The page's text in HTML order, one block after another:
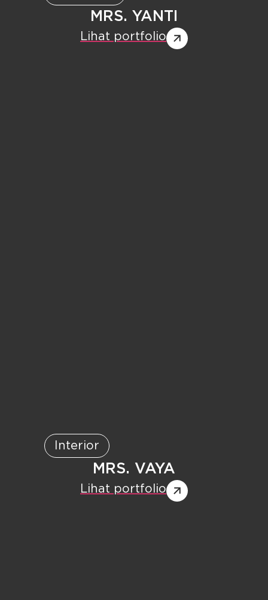
MRS. YANTI
Lihat portfolio
Interior
MRS. VAYA
Lihat portfolio